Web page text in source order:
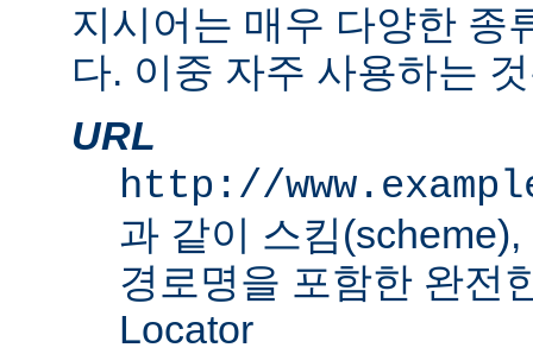
지시어는 매우 다양한 종
다. 이중 자주 사용하는
URL
http://
과 같이 스킴
경로명을 포함한 완전
Locator